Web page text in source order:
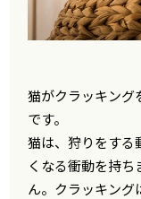
猫がクラッキング
です。
猫は、狩りをする
くなる衝動を持
ん。クラッキング